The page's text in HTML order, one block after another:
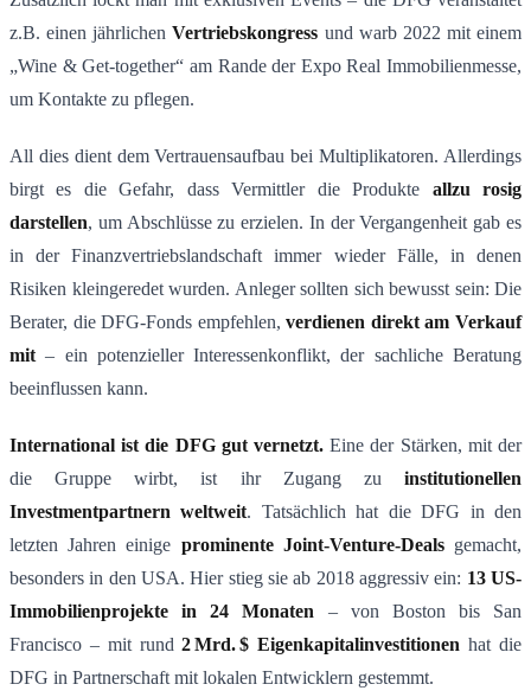
z.B. einen jährlichenVertriebskongress und warb 2022 mit einem
„Wine & Get-together“ am Rande der Expo Real Immobilienmesse​,
um Kontakte zu pflegen.
All dies dient dem Vertrauensaufbau bei Multiplikatoren. Allerdings
birgt es die Gefahr, dass Vermittler die Produkte allzu rosig
darstellen, um Abschlüsse zu erzielen. In der Vergangenheit gab es
in der Finanzvertriebslandschaft immer wieder Fälle, in denen
Risiken kleingeredet wurden. Anleger sollten sich bewusst sein: Die
Berater, die DFG-Fonds empfehlen,verdienen direkt am Verkauf
mit – ein potenzieller Interessenkonflikt, der sachliche Beratung
beeinflussen kann.
International ist die DFG gut vernetzt. Eine der Stärken, mit der
die Gruppe wirbt, ist ihr Zugang zu institutionellen
Investmentpartnern weltweit​. Tatsächlich hat die DFG in den
letzten Jahren einige prominente Joint-Venture-Dealsgemacht,
besonders in den USA. Hier stieg sie ab 2018 aggressiv ein: 13 US-
Immobilienprojekte in 24 Monaten – von Boston bis San
Francisco – mit rund2 Mrd. $ Eigenkapitalinvestitionen hat die
DFG in Partnerschaft mit lokalen Entwicklern gestemmt​.